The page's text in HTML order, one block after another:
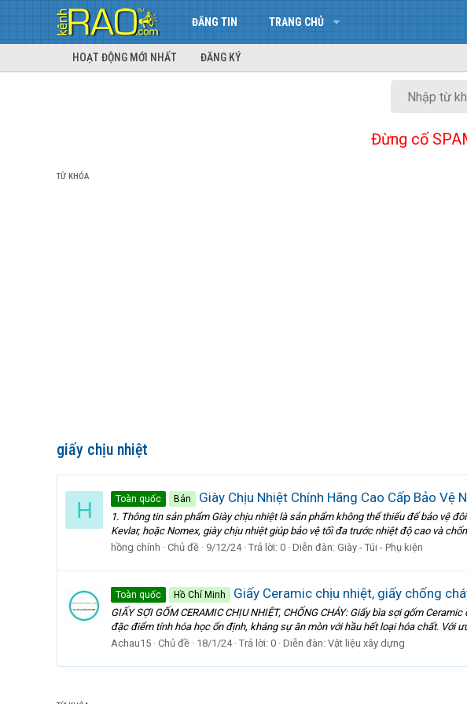
ĐĂNG TIN TRANG CHỦ
HOẠT ĐỘNG MỚI NHẤT ĐĂNG KÝ
Đừng cố
TỪ KHÓA
giấy chịu nhiệt
H Toàn quốc Bán Giày Chịu Nhiệt Chính Hãng Cao Cấp Bảo
1. Thông tin sản phẩm Giày chịu nhiệt là sản phẩm không thể thiếu để bảo vệ
Kevlar, hoặc Nomex, giày chịu nhiệt giúp bảo vệ tối đa trước nhiệt độ cao và
hồng chính
Chủ đề 9/12/24 Trả lời: 0 Diễn đàn: Giày - Túi - Phụ kiện
Toàn quốc Hồ Chí Minh Giấy Ceramic chịu nhiệt, giấy chống
GIẤY SỢI GỐM CERAMIC CHỊU NHIỆT, CHỐNG CHÁY: Giấy bìa sợi gốm
đặc điểm tính hóa học ổn định, kháng sự ăn mòn với hầu hết loại hóa chất. Với
Achau15 Chủ đề 18/1/24 Trả lời: 0 Diễn đàn: Vật liệu xây dựng